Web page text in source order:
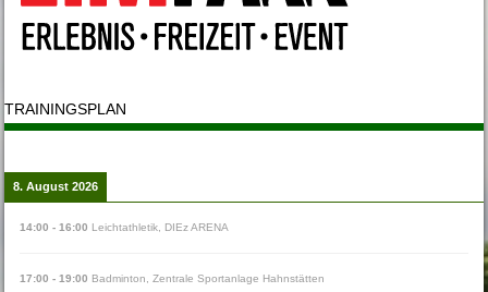
TRAININGSPLAN
8. August 2026
14:00 -16:00 Leichtathletik, DIEz ARENA
17:00 -19:00 Badminton ,Zentrale Sportanlage Hahnstätten